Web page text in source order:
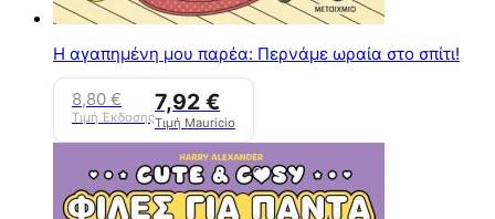
Η αγαπημένη μου παρέα: Περνάμε ωραία στο σπίτι!
8,80 €
Τιμή Έκδοσης
7,92 €
Τιμή Mauricio